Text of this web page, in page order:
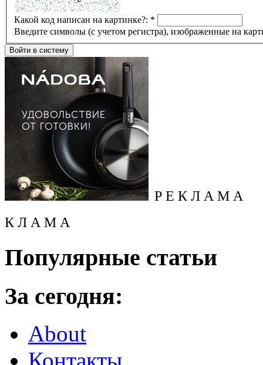
Какой код написан на картинке?: *
Введите символы (с учетом регистра), изображенные на
Р Е К Л А М А
К Л А М А
Популярные статьи
За сегодня:
About